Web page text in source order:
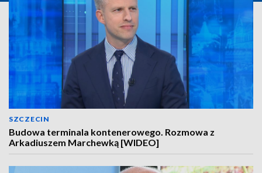
SZCZECIN
Budowa terminala kontenerowego. Rozmowa z
Arkadiuszem Marchewką [WIDEO]